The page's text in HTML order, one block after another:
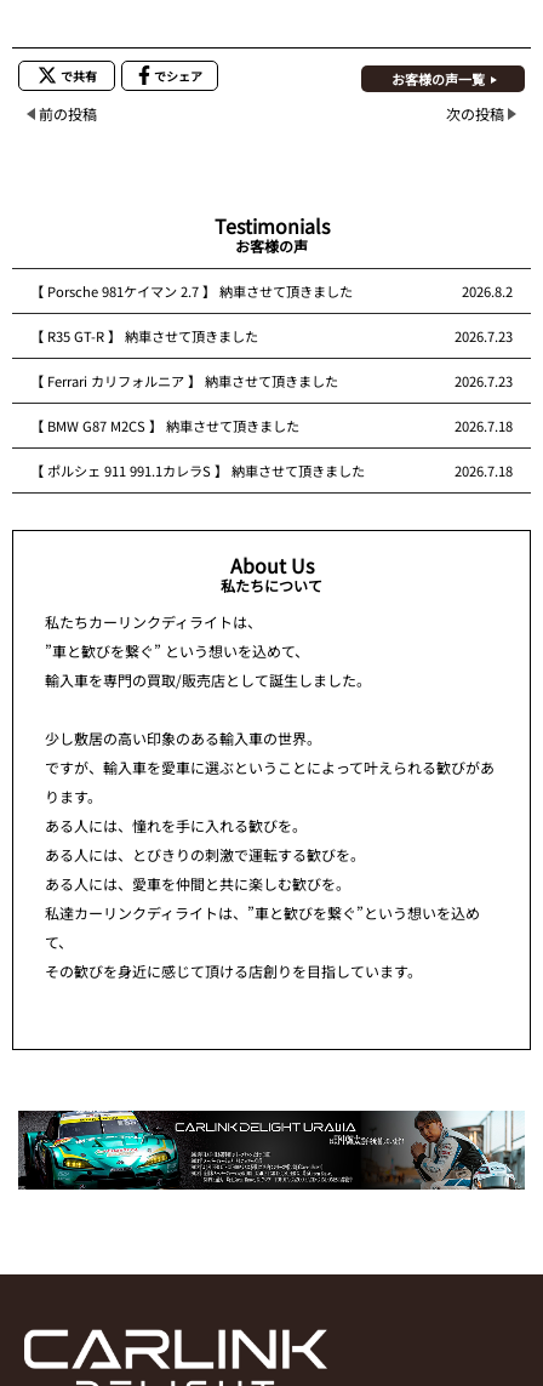
で共有 でシェア お客様の声一覧
前の投稿 次の投稿
Testimonials
お客様の声
【 Porsche 981ケイマン 2.7 】 納車させて頂きました 2026.8.2
【 R35 GT-R 】 納車させて頂きました 2026.7.23
【 Ferrari カリフォルニア 】 納車させて頂きました 2026.7.23
【 BMW G87 M2CS 】 納車させて頂きました 2026.7.18
【 ポルシェ 911 991.1カレラS 】 納車させて頂きました 2026.7.18
About Us
私たちについて
私たちカーリンクディライトは、
”車と歓びを繋ぐ” という想いを込めて、
輸入車を専門の買取/販売店として誕生しました。
少し敷居の高い印象のある輸入車の世界。
ですが、輸入車を愛車に選ぶということによって叶えられる歓びがあ
ります。
ある人には、憧れを手に入れる歓びを。
ある人には、とびきりの刺激で運転する歓びを。
ある人には、愛車を仲間と共に楽しむ歓びを。
私達カーリンクディライトは、”車と歓びを繋ぐ”という想いを込め
て、
その歓びを身近に感じて頂ける店創りを目指しています。